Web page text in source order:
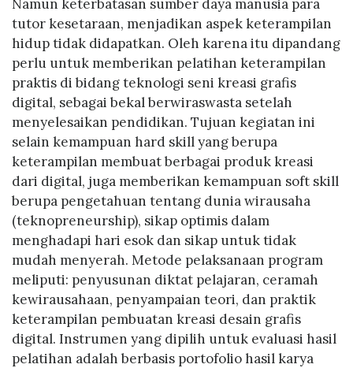
Namun keterbatasan sumber daya manusia para
tutor kesetaraan, menjadikan aspek keterampilan
hidup tidak didapatkan. Oleh karena itu dipandang
perlu untuk memberikan pelatihan keterampilan
praktis di bidang teknologi seni kreasi grafis
digital, sebagai bekal berwiraswasta setelah
menyelesaikan pendidikan. Tujuan kegiatan ini
selain kemampuan hard skill yang berupa
keterampilan membuat berbagai produk kreasi
dari digital, juga memberikan kemampuan soft skill
berupa pengetahuan tentang dunia wirausaha
(teknopreneurship), sikap optimis dalam
menghadapi hari esok dan sikap untuk tidak
mudah menyerah. Metode pelaksanaan program
meliputi: penyusunan diktat pelajaran, ceramah
kewirausahaan, penyampaian teori, dan praktik
keterampilan pembuatan kreasi desain grafis
digital. Instrumen yang dipilih untuk evaluasi hasil
pelatihan adalah berbasis portofolio hasil karya